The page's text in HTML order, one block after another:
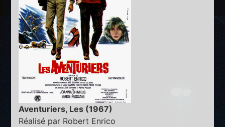
Aventuriers, Les (1967)
Réalisé par Robert Enrico